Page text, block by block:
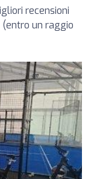
recensioni
(entro un raggio